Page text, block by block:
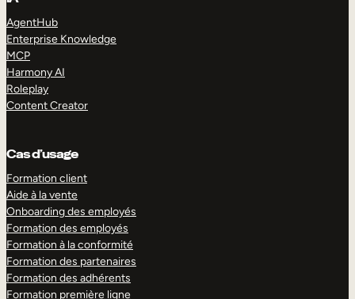
AgentHub
Enterprise Knowledge
MCP
Harmony AI
Roleplay
Content Creator
Cas d’usage
Formation client
Aide à la vente
Onboarding des employés
Formation des employés
Formation à la conformité
Formation des partenaires
Formation des adhérents
Formation première ligne